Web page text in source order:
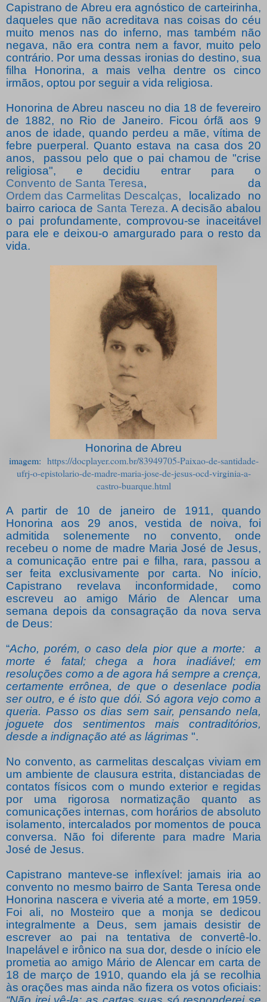
Capistrano de Abreu era agnóstico de carteirinha,
daqueles que não acreditava nas coisas do céu
muito menos nas do inferno, mas também não
negava, não era contra nem a favor, muito pelo
contrário. Por uma dessas ironias do destino, sua
filha Honorina, a mais velha dentre os cinco
irmãos, optou por seguir a vida religiosa.
Honorina de Abreu nasceu no dia 18 de fevereiro
de 1882, no Rio de Janeiro. Ficou órfã aos 9
anos de idade, quando perdeu a mãe, vítima de
febre puerperal. Quanto estava na casa dos 20
anos,
passou pelo que o pai chamou de "crise
religiosa", e decidiu entrar para o
Convento de Santa Teresa, da
Ordem das Carmelitas Descalças, localizado no
bairro carioca de Santa Tereza. A decisão abalou
o pai profundamente, comprovou-se inaceitável
para ele e deixou-o amargurado para o resto da
vida.
Honorina de Abreu
imagem: https://docplayer.com.br/83949705-Paixao-de-santidade-
ufrj-o-epistolario-de-madre-maria-jose-de-jesus-ocd-virginia-a-
castro-buarque.html
A partir de 10 de janeiro de 1911, quando
Honorina aos 29 anos, vestida de noiva, foi
admitida solenemente no convento, onde
recebeu o nome de madre Maria José de Jesus,
a comunicação entre pai e filha, rara, passou a
ser feita exclusivamente por carta. No início,
Capistrano revelava inconformidade, como
escreveu ao amigo Mário de Alencar uma
semana depois da consagração da nova serva
de Deus:
“Acho, porém, o caso dela pior que a morte:
a
morte é fatal; chega a hora inadiável; em
resoluções como a de agora há sempre a crença,
certamente errônea, de que o desenlace podia
ser outro, e é isto que dói. Só agora vejo como a
queria. Passo os dias sem sair, pensando nela,
joguete dos sentimentos mais contraditórios,
desde a indignação até as lágrimas ".
No convento, as carmelitas descalças viviam em
um ambiente de clausura estrita, distanciadas de
contatos físicos com o mundo exterior e regidas
por uma rigorosa normatização quanto as
comunicações internas, com horários de absoluto
isolamento, intercalados por momentos de pouca
conversa. Não foi diferente para madre Maria
José de Jesus.
Capistrano manteve-se inflexível: jamais iria ao
convento no mesmo bairro de Santa Teresa onde
Honorina nascera e viveria até a morte, em 1959.
Foi ali, no Mosteiro que a monja se dedicou
integralmente a Deus, sem jamais desistir de
escrever ao pai na tentativa de convertê-lo.
Inapelável e irônico na sua dor, desde o início ele
prometia ao amigo Mário de Alencar em carta de
18 de março de 1910, quando ela já se recolhia
às orações mas ainda não fizera os votos oficiais: